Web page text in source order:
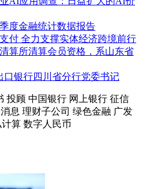
度金融统计数据报告
付 全力支撑实体经济跨境前行
算所清算会员资格，系山东省
口银行四川省分行党委书记
投顾 中国银行 网上银行 征信
息 理财子公司 绿色金融 广发
计算 数字人民币